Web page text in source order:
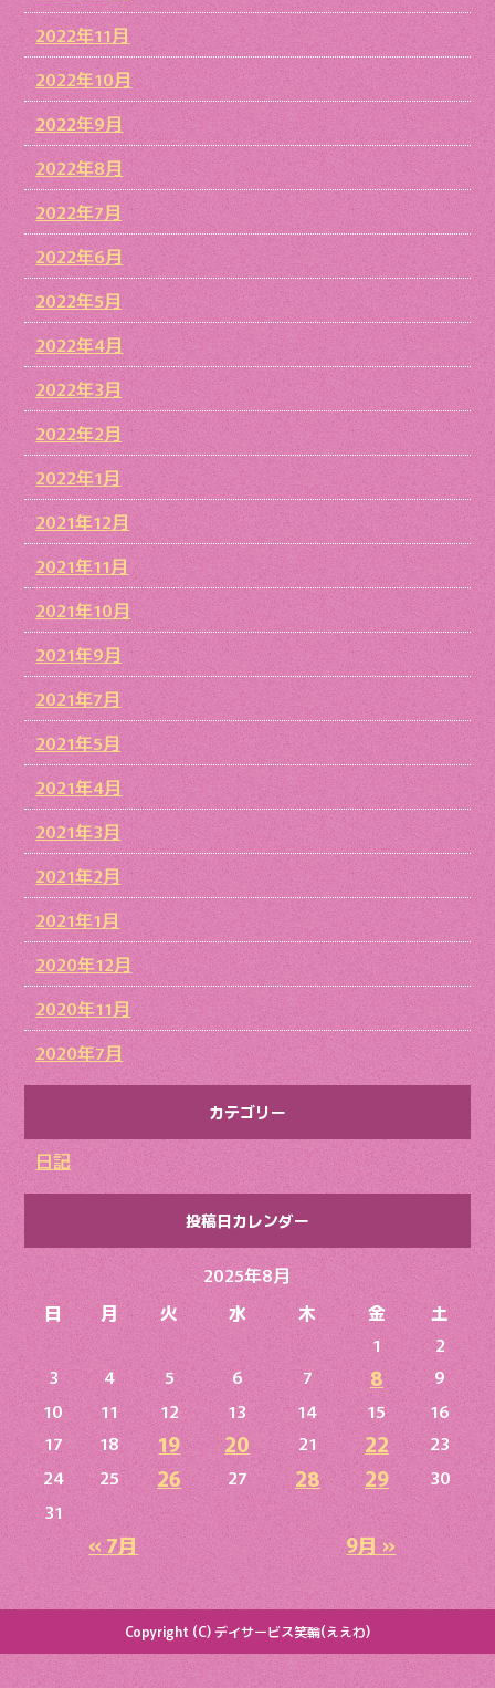
2022年11月
2022年10月
2022年9月
2022年8月
2022年7月
2022年6月
2022年5月
2022年4月
2022年3月
2022年2月
2022年1月
2021年12月
2021年11月
2021年10月
2021年9月
2021年7月
2021年5月
2021年4月
2021年3月
2021年2月
2021年1月
2020年12月
2020年11月
2020年7月
カテゴリー
日記
投稿日カレンダー
2025年8月
日
月 火 水 木 金 土
« 7月 9月 »
1
2
3
4 5 6 7 8
9
10
11 12 13 14 15
16
17
18 19 20 21 22
23
24
25 26 27 28 29
30
31
Copyright (C) デイサービス笑輪(ええわ)